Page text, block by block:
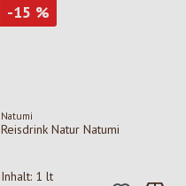
-15 Rabatt
%
Natumi
Reisdrink Natur Natumi
Inhalt: 1 lt